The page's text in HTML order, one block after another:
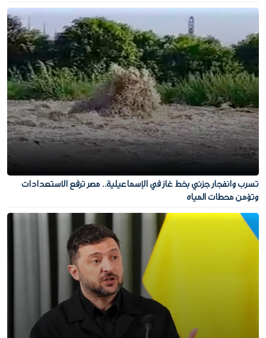
تسرب وانفجار جزئي بخط غاز في الإسماعيلية.. مصر ترفع الاستعدادات
وتؤمن محطات المياه